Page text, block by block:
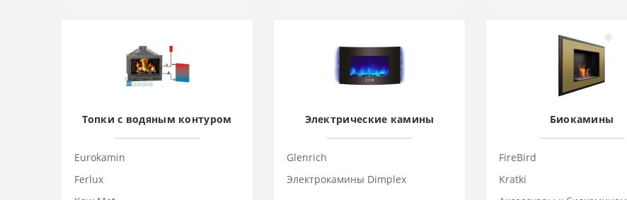
Топки с водяным контуром
Eurokamin
Ferlux
Электрические камины
Glenrich
Электрокамины Dimplex
Биокамины
FireBird
Kratki